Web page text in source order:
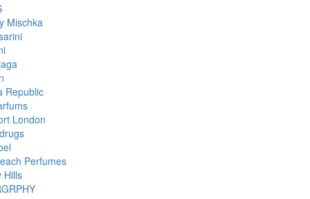
Mischka
Republic
London
Perfumes
Hills